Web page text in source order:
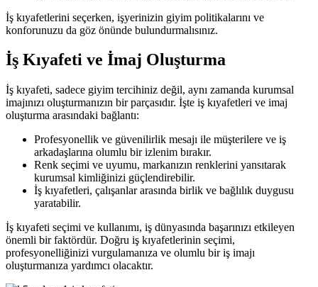
İş kıyafetlerini seçerken, işyerinizin giyim politikalarını ve
konforunuzu da göz önünde bulundurmalısınız.
İş Kıyafeti ve İmaj Oluşturma
İş kıyafeti, sadece giyim tercihiniz değil, aynı zamanda kurumsal
imajınızı oluşturmanızın bir parçasıdır. İşte iş kıyafetleri ve imaj
oluşturma arasındaki bağlantı:
Profesyonellik ve güvenilirlik mesajı ile müşterilere ve iş
arkadaşlarına olumlu bir izlenim bırakır.
Renk seçimi ve uyumu, markanızın renklerini yansıtarak
kurumsal kimliğinizi güçlendirebilir.
İş kıyafetleri, çalışanlar arasında birlik ve bağlılık duygusu
yaratabilir.
İş kıyafeti seçimi ve kullanımı, iş dünyasında başarınızı etkileyen
önemli bir faktördür. Doğru iş kıyafetlerinin seçimi,
profesyonelliğinizi vurgulamanıza ve olumlu bir iş imajı
oluşturmanıza yardımcı olacaktır.